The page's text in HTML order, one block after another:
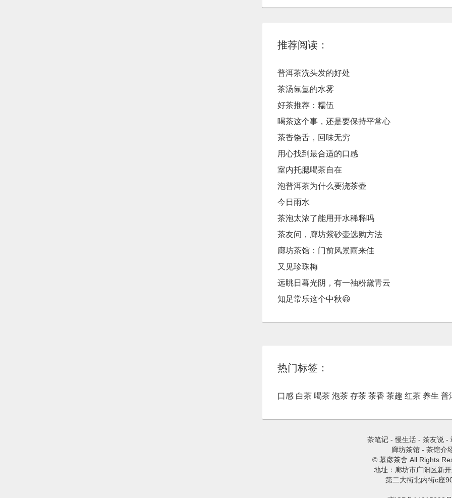
推荐阅读：
普洱茶洗头发的好处
茶汤氤氲的水雾
好茶推荐：糯伍
喝茶这个事，还是要保持平常心
茶香饶舌，回味无穷
用心找到最合适的口感
室内托腮喝茶自在
泡普洱茶为什么要浇茶壶
今日雨水
茶泡太浓了能用开水稀释吗
茶友问，廊坊紫砂壶选购方法
廊坊茶馆：门前风景雨来佳
又见珍珠梅
远眺日暮光阴，有一袖粉黛青云
知足常乐这个中秋😆
热门标签：
口感 白茶 喝茶 泡茶 存茶 茶香 茶趣 红茶 养生 普
茶笔记 -慢生活 -茶友说 -
廊坊茶馆 -茶馆介
© 慕彦茶舍 All Rights
地址：廊坊市广阳区新
第二大街北内街c座